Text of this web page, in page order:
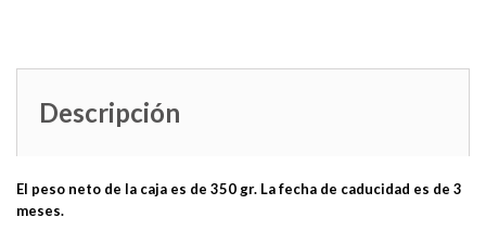
Descripción
El peso neto de la caja es de 350 gr. La fecha de caducidad es de 3
meses.